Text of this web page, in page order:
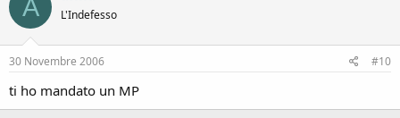
A L'Indefesso
30 Novembre 2006 #10
ti ho mandato un MP